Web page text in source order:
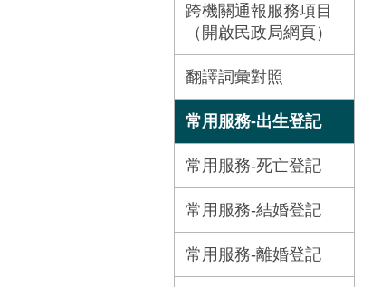
跨機關通報服務項目
（開啟民政局網頁）
翻譯詞彙對照
常用服務-出生登記
常用服務-死亡登記
常用服務-結婚登記
常用服務-離婚登記